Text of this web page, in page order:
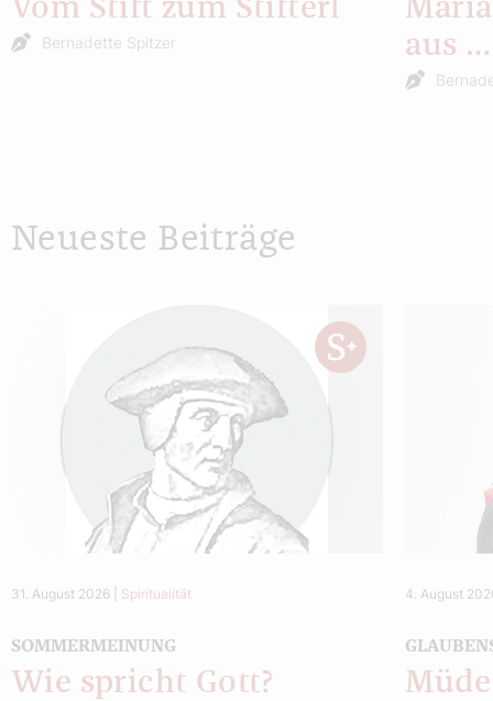
Vom Stift zum Stifterl
Bernadette Spitzer
aus …
Neueste Beiträge
31. August 2026 Spiritualität
SOMMERMEINUNG
Wie spricht Gott?
4. August